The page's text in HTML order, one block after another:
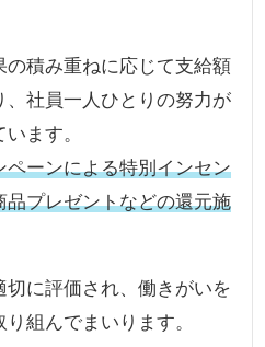
の積み重ねに応じて支給額
社員一人ひとりの努力が
ます。
ペーンによる特別インセン
プレゼントなどの還元施
に評価され、働きがいを
組んでまいります。